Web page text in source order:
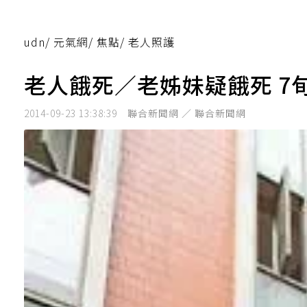
udn/ 元氣網/ 焦點/ 老人照護
老人餓死／老姊妹疑餓死 7
2014-09-23 13:38:39 聯合新聞網 ／ 聯合新聞網